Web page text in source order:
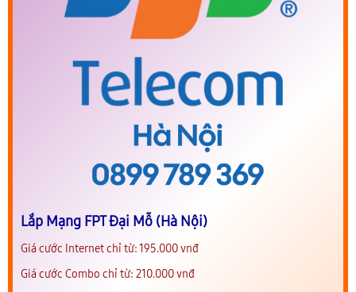
Lắp Mạng FPT Đại Mỗ (Hà Nội)
Giá cước Internet chỉ từ: 195.000 vnđ
Giá cước Combo chỉ từ: 210.000 vnđ